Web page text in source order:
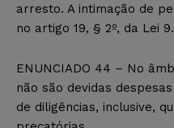
arresto. A intimação de
no artigo 19, § 2º, da Lei
ENUNCIADO 44 – No
não são devidas
de diligências, inclusive,